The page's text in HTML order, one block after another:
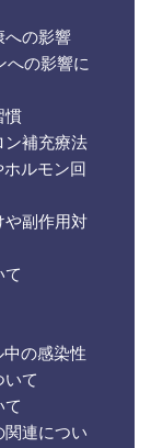
への影響
への影響に
慣
ン補充療法
ホルモン回
や副作用対
て
の感染性
いて
て
連につい